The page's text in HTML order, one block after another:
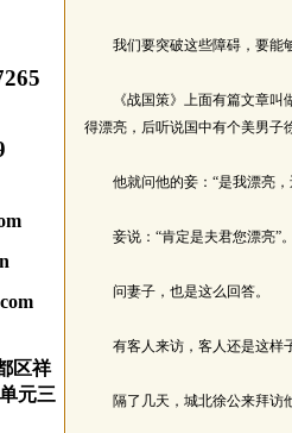
区祥
元三
我们要突破这些障碍，要能
《战国策》上面有篇文章叫做
得漂亮，后听说国中有个美男子
他就问他的妾：“是我漂亮，
妾说：“肯定是夫君您漂亮”
问妻子，也是这么回答。
有客人来访，客人还是这样
隔了几天，城北徐公来拜访